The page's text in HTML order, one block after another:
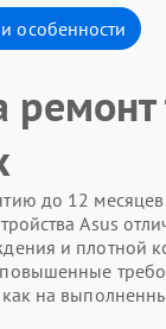
особенности
до 12
Asus
и плотной
на